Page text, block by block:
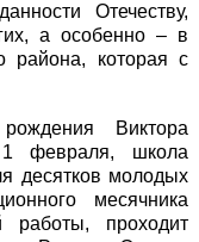
Отечеству,
а особенно – в
которая с
Виктора
1 февраля, школа
десятков молодых
месячника
работы, проходит